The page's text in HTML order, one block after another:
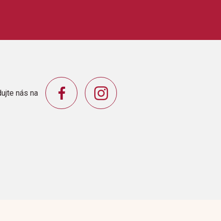
nás na